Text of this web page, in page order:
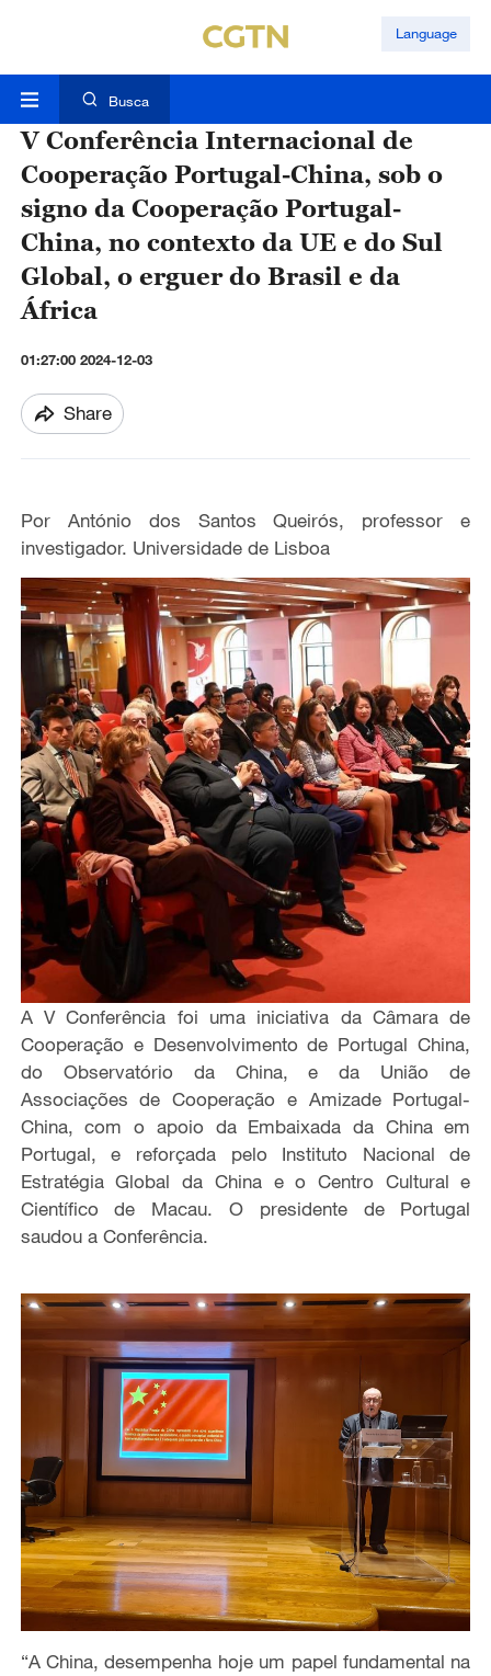
Language
Busca
V Conferência Internacional de
Cooperação Portugal-China, sob o
signo da Cooperação Portugal-
China, no contexto da UE e do Sul
Global, o erguer do Brasil e da
África
01:27:00 2024-12-03
Share
Por António dos Santos Queirós, professor e
investigador. Universidade de Lisboa
A V Conferência foi uma iniciativa da Câmara de
Cooperação e Desenvolvimento de Portugal China,
do Observatório da China, e da União de
Associações de Cooperação e Amizade Portugal-
China, com o apoio da Embaixada da China em
Portugal, e reforçada pelo Instituto Nacional de
Estratégia Global da China e o Centro Cultural e
Científico de Macau. O presidente de Portugal
saudou a Conferência.
“A China, desempenha hoje um papel fundamental na